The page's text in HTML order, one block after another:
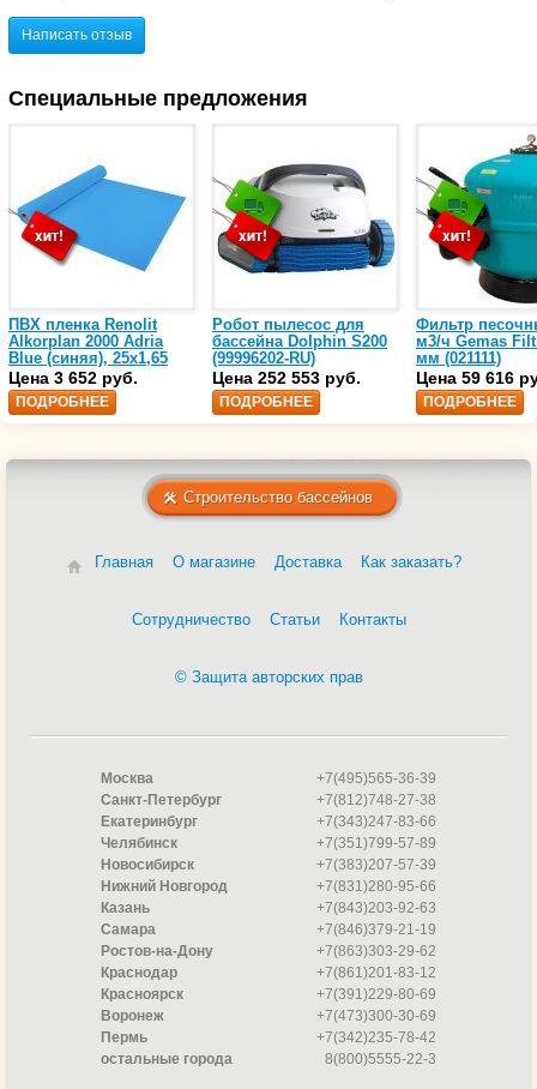
Написать отзыв
Специальные предложения
ПВХ пленка Renolit
Alkorplan 2000 Adria
Blue (синяя), 25х1,65
(35216203)
Цена 3 652 руб.
ПОДРОБНЕЕ
Робот пылесос для
бассейна Dolphin S200
(99996202-RU)
Цена 252 553 руб.
ПОДРОБНЕЕ
Фильтр
м3/ч Gemas
мм (021111)
Цена 59 616
ПОДРОБНЕЕ
Строительство бассейнов
Главная О магазине Доставка Как заказать?
Сотрудничество Статьи Контакты
© Защита авторских прав
Москва
+7(495)565-36-39
Санкт-Петербург
+7(812)748-27-38
Екатеринбург
+7(343)247-83-66
Челябинск
+7(351)799-57-89
Новосибирск
+7(383)207-57-39
Нижний Новгород
+7(831)280-95-66
Казань
+7(843)203-92-63
Самара
+7(846)379-21-19
Ростов-на-Дону
+7(863)303-29-62
Краснодар
+7(861)201-83-12
Красноярск
+7(391)229-80-69
Воронеж
+7(473)300-30-69
Пермь
+7(342)235-78-42
остальные города
8(800)5555-22-3